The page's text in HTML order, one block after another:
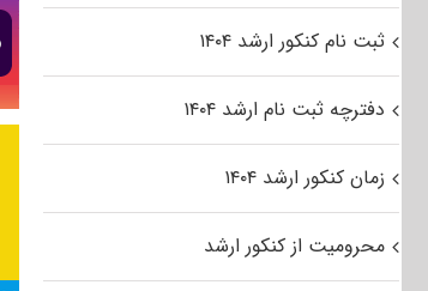
ثبت نام کنکور ارشد ۱۴۰۴
دفترچه ثبت نام ارشد ۱۴۰۴
زمان کنکور ارشد ۱۴۰۴
محرومیت از کنکور ارشد